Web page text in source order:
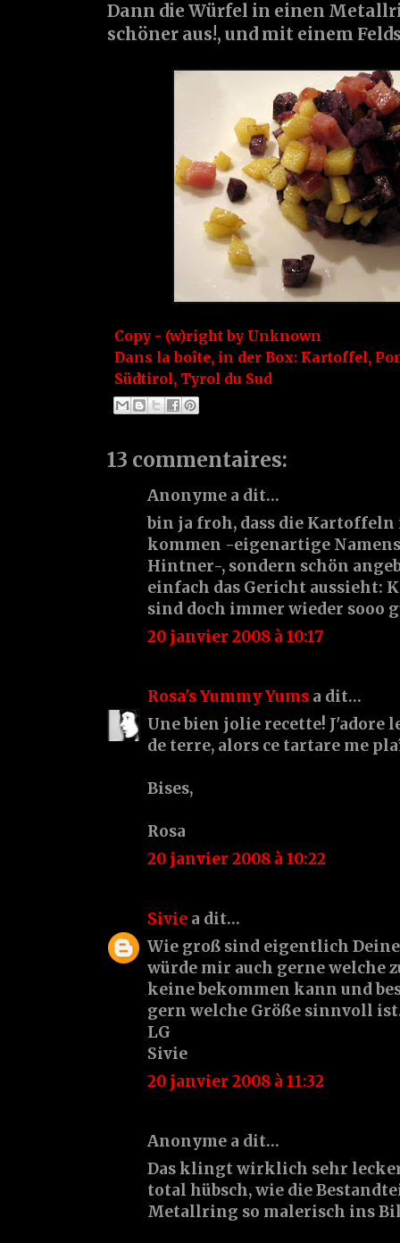
Dann die Würfel in einen
schöner aus!, und mit einem
Copy - (w)right by Unknown
Dans la boîte, in der Box: Kartoffel,
Südtirol, Tyrol du Sud
13 commentaires:
Anonyme a dit…
bin ja froh, dass die
kommen -eigenartige
Hintner-, sondern schön
einfach das Gericht aussieht:
sind doch immer wieder sooo
20 janvier 2008 à 10:17
Rosa's Yummy Yums a dit…
Une bien jolie recette! J'adore
de terre, alors ce tartare me
Bises,
Rosa
20 janvier 2008 à 10:22
Sivie a dit…
Wie groß sind eigentlich
würde mir auch gerne welche
keine bekommen kann und
gern welche Größe sinnvoll
LG
Sivie
20 janvier 2008 à 11:32
Anonyme a dit…
Das klingt wirklich sehr
total hübsch, wie die
Metallring so malerisch ins